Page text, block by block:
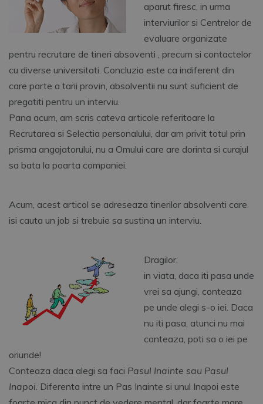
aparut firesc, in urma
interviurilor si Centrelor de
evaluare organizate
pentru recrutare de tineri absoventi , precum si contactelor
cu diverse universitati. Concluzia este ca indiferent din
care parte a tarii provin, absolventii nu sunt suficient de
pregatiti pentru un interviu.
Pana acum, am scris cateva articole referitoare la
Recrutarea si Selectia personalului, dar am privit totul prin
prisma angajatorului, nu a Omului care are dorinta si curajul
sa bata la poarta companiei.
Acum, acest articol se adreseaza tinerilor absolventi care
isi cauta un job si trebuie sa sustina un interviu.
Dragilor,
in viata, daca iti pasa unde
vrei sa ajungi, conteaza
pe unde alegi s-o iei. Daca
nu iti pasa, atunci nu mai
conteaza, poti sa o iei pe
oriunde!
Conteaza daca alegi sa faci Pasul Inainte sau Pasul
Inapoi. Diferenta intre un Pas Inainte si unul Inapoi este